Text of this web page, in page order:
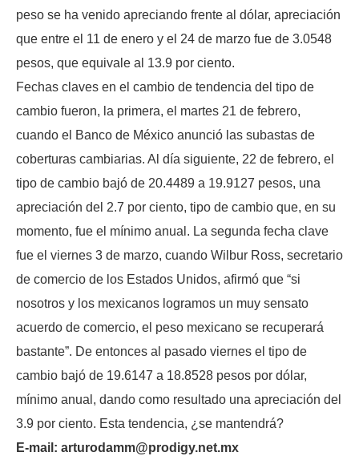
peso se ha venido apreciando frente al dólar, apreciación
que entre el 11 de enero y el 24 de marzo fue de 3.0548
pesos, que equivale al 13.9 por ciento.
Fechas claves en el cambio de tendencia del tipo de
cambio fueron, la primera, el martes 21 de febrero,
cuando el Banco de México anunció las subastas de
coberturas cambiarias. Al día siguiente, 22 de febrero, el
tipo de cambio bajó de 20.4489 a 19.9127 pesos, una
apreciación del 2.7 por ciento, tipo de cambio que, en su
momento, fue el mínimo anual. La segunda fecha clave
fue el viernes 3 de marzo, cuando Wilbur Ross, secretario
de comercio de los Estados Unidos, afirmó que “si
nosotros y los mexicanos logramos un muy sensato
acuerdo de comercio, el peso mexicano se recuperará
bastante”. De entonces al pasado viernes el tipo de
cambio bajó de 19.6147 a 18.8528 pesos por dólar,
mínimo anual, dando como resultado una apreciación del
3.9 por ciento. Esta tendencia, ¿se mantendrá?
E-mail: arturodamm@prodigy.net.mx